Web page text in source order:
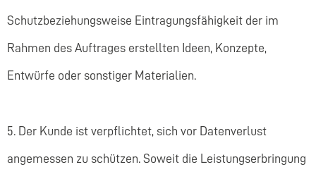
Schutzbeziehungsweise Eintragungsfähigkeit der im
Rahmen des Auftrages erstellten Ideen, Konzepte,
Entwürfe oder sonstiger Materialien.
5. Der Kunde ist verpflichtet, sich vor Datenverlust
angemessen zu schützen. Soweit die Leistungserbringung